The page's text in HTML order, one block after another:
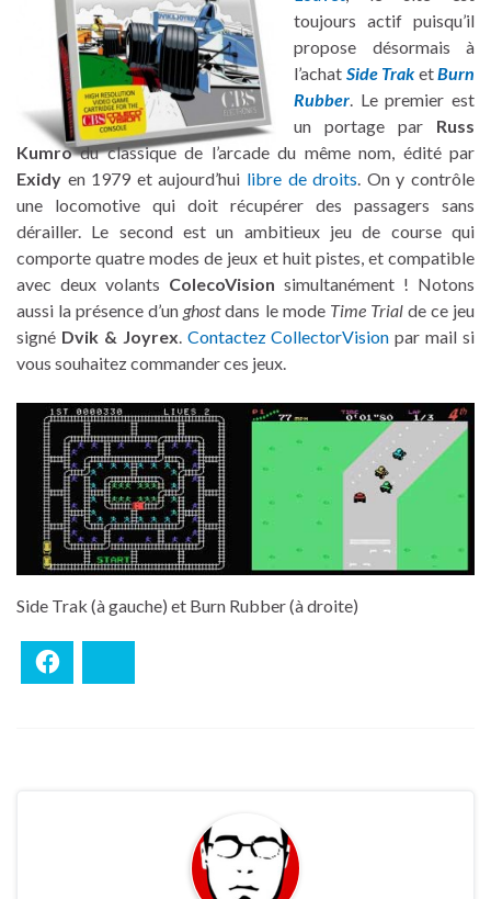
toujours actif puisqu’il
propose désormais à
l’achat Side TraketBurn
Rubber. Le premier est
un portage par Russ
Kumrodu classique de l’arcade du même nom, édité par
Exidy en 1979 et aujourd’hui libre de droits. On y contrôle
une locomotive qui doit récupérer des passagers sans
dérailler. Le second est un ambitieux jeu de course qui
comporte quatre modes de jeux et huit pistes, et compatible
avec deux volants ColecoVision simultanément ! Notons
aussi la présence d’un ghostdans le mode Time Trialde ce jeu
signé Dvik & Joyrex. Contactez CollectorVision par mail si
vous souhaitez commander ces jeux.
Side Trak (à gauche) et Burn Rubber (à droite)